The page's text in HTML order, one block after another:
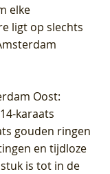
elke
ligt op slechts
Oost:
karaats
gouden ringen
en tijdloze
is tot in de